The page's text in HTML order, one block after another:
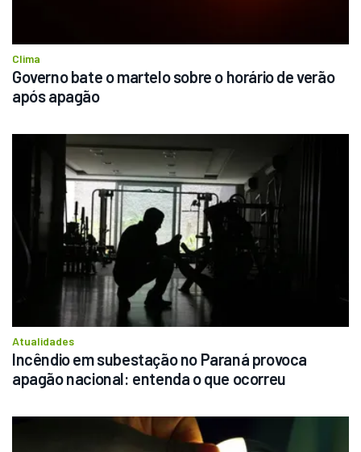
Clima
Governo bate o martelo sobre o horário de verão
após apagão
Atualidades
Incêndio em subestação no Paraná provoca